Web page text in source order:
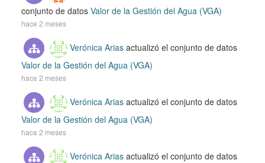
conjunto de datos Valor de la Gestión del Agua (VGA)
hace 2 meses
Verónica Arias actualizó el conjunto de datos
Valor de la Gestión del Agua (VGA)
hace 2 meses
Verónica Arias actualizó el conjunto de datos
Valor de la Gestión del Agua (VGA)
hace 2 meses
Verónica Arias actualizó el conjunto de datos